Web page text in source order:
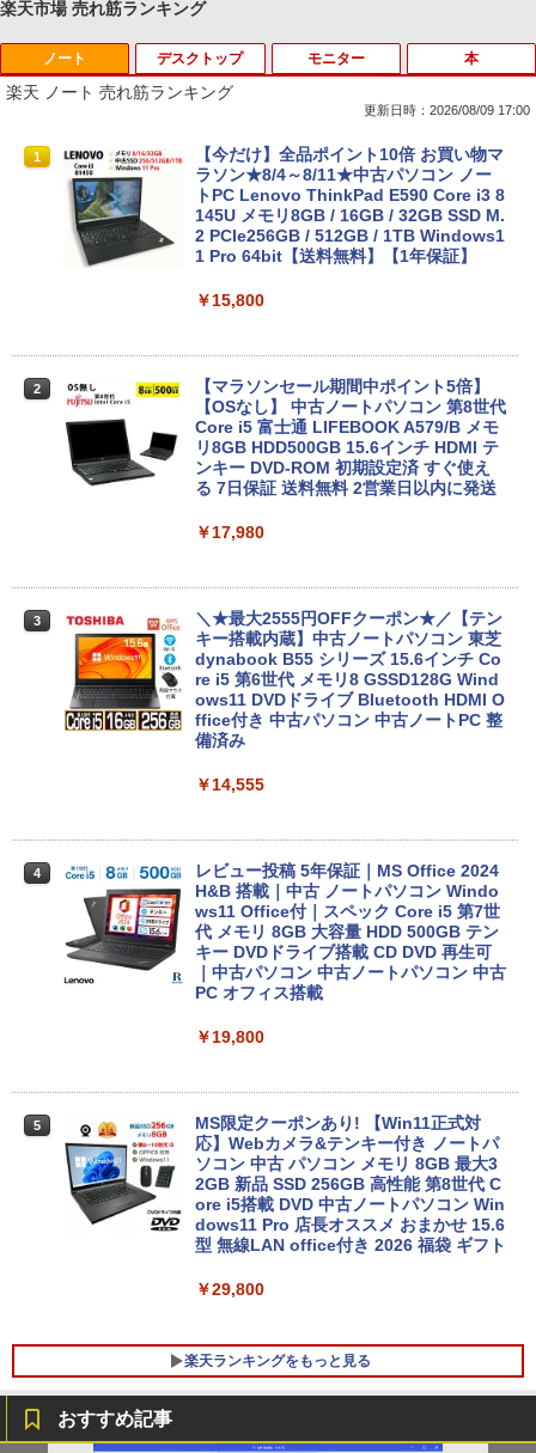
Anker Soundcore P40i オフホワイト
￥7,990
Anker Soundcore P31i ブラック
￥5,990
ラック
￥14,990
レスイヤホン bluetooth イヤホン V12 小型
付き 防水 タッチ式音量調整 スポーツ/通勤/通
学/WEB会議(ホワイト)
￥1,964
Xiaomi シャオミ REDMI Buds 8 Lite ワイヤ
リング ANC 36時間再生
BRUCE WAYNE feat. Flo Milli, ATL Jacob
[Explicit]
BRUCE WAYNE feat. Flo Milli, ATL Jacob
[Explicit]
￥250
On My Road (Stadium ver.)
￥250
【Amazon.co.jp限定】 い・ろ・は・す 2L P
ET ラベルレス ×8本
by Amazon 天然水 ラベルレス 500ml ×24本
富士山の天然水 バナジウム含有 水 ミネラル
ウォーター ペットボトル 静岡県産 500ミリリ
by Amazon 天然水ラベルレス 2L×9本
￥1,117
by Amazon 炭酸水 ラベルレス 500ml ×24本
￥1,625
コカ・コーラ やかんの麦茶 from 爽健美茶 ラ
ベルレス 650mlPET×24本
￥2,009
薬屋のひとりごと 17巻 (デジタル版ビッグガ
ンガンコミックス)
異世界居酒屋「のぶ」(22) (角川コミックス・
エース)
クスDIGITAL)
￥594
コミックスDIGITAL)
スーパーの裏でヤニ吸うふたり 9巻 (デジタル
版ビッグガンガンコミックス)
￥810
楽天市場 売れ筋ランキング
ノート
楽天 ノート 売れ筋ランキング
更新日時：2026/08/09 17:00
1
【今だけ】全品ポイント10倍 お買い物マ
ラソン★8/4～8/11★中古パソコン ノー
トPC Lenovo ThinkPad E590 Core i3 8
145U メモリ8GB / 16GB / 32GB SSD M.
2 PCIe256GB / 512GB / 1TB Windows1
1 Pro 64bit【送料無料】【1年保証】
￥15,800
2
【マラソンセール期間中ポイント5倍】
【OSなし】 中古ノートパソコン 第8世代
Core i5 富士通 LIFEBOOK A579/B メモ
リ8GB HDD500GB 15.6インチ HDMI テ
ンキー DVD-ROM 初期設定済 すぐ使え
る 7日保証 送料無料 2営業日以内に発送
￥17,980
3
＼★最大2555円OFFクーポン★／【テン
キー搭載内蔵】中古ノートパソコン 東芝
dynabook B55 シリーズ 15.6インチ Co
re i5 第6世代 メモリ8 GSSD128G Wind
ows11 DVDドライブ Bluetooth HDMI O
ffice付き 中古パソコン 中古ノートPC 整
備済み
￥14,555
4
レビュー投稿 5年保証｜MS Office 2024
H&B 搭載｜中古 ノートパソコン Windo
ws11 Office付｜スペック Core i5 第7世
代 メモリ 8GB 大容量 HDD 500GB テン
キー DVDドライブ搭載 CD DVD 再生可
｜中古パソコン 中古ノートパソコン 中古
PC オフィス搭載
￥19,800
5
MS限定クーポンあり! 【Win11正式対
応】Webカメラ&テンキー付き ノートパ
ソコン 中古 パソコン メモリ 8GB 最大3
2GB 新品 SSD 256GB 高性能 第8世代 C
ore i5搭載 DVD 中古ノートパソコン Win
dows11 Pro 店長オススメ おまかせ 15.6
型 無線LAN office付き 2026 福袋 ギフト
￥29,800
楽天ランキングをもっと見る
デスクトップ モニター 本
おすすめ記事